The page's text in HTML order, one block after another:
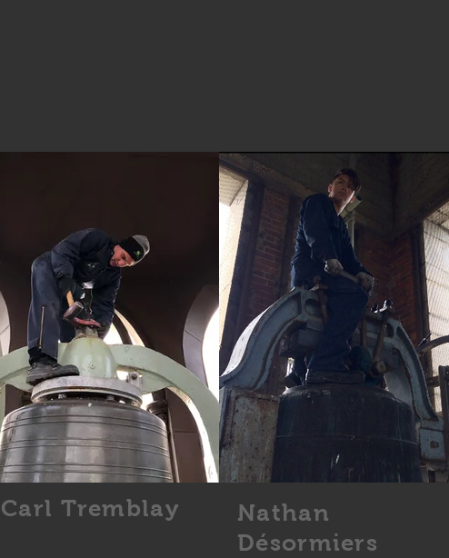
Carl Tremblay
Nathan
Désormiers